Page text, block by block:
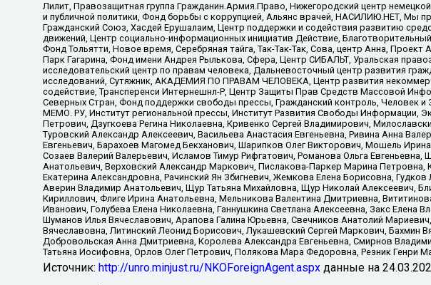
Лилит, Правозащитная группа Гражданин.Армия.Право, Нижегородский центр
и публичной политики, Фонд борьбы с коррупцией, Альянс врачей, НАСИЛИЮ.НЕТ, Мы
Гражданский Союз, Хасдей Ерушалаим, Центр поддержки и содействия развитию
движений, Центр социально-информационных инициатив Действие,
Фонд Тольятти, Новое время, Серебряная тайга, Так-Так-Так, Сова, центр Анна,
Парк Гагарина, Фонд имени Андрея Рылькова, Сфера, Центр СИБАЛЬТ, Уральская
исследовательский центр по правам человека, Дальневосточный центр развития
исследований, Сутяжник, АКАДЕМИЯ ПО ПРАВАМ ЧЕЛОВЕКА, Центр развития
содействие, Трансперенси Интернешнл-Р, Центр Защиты Прав Средств Массовой
Северных Стран, Фонд поддержки свободы прессы, Гражданский контроль, Человек
МЕМО. РУ, Институт региональной прессы, Институт Развития Свободы Информации,
Петрович, Дзугкоева Регина Николаевна, Кривенко Сергей Владимирович,
Туровский Александр Алексеевич, Васильева Анастасия Евгеньевна, Ривина Анна
Евгеньевич, Барахоев Магомед Бекханович, Шарипков Олег Викторович, Мошель
Созаев Валерий Валерьевич, Исламов Тимур Рифгатович, Романова Ольга
Анатольевич, Верховский Александр Маркович, Пислакова-Паркер Марина
Екатерина Александровна, Рачинский Ян Збигневич, Жемкова Елена Борисовна,
Аверин Владимир Анатольевич, Щур Татьяна Михайловна, Щур Николай Алексеевич,
Кириллович, Флиге Ирина Анатольевна, Мельникова Валентина Дмитриевна,
Иванович, Голубева Елена Николаевна, Ганнушкина Светлана Алексеевна, Закс
Шуманов Илья Вячеславович, Арапова Галина Юрьевна, Свечников Анатолий
Вячеславовна, Литинский Леонид Борисович, Лукашевский Сергей Маркович,
Добровольская Анна Дмитриевна, Королева Александра Евгеньевна, Смирнов
Татьяна Иосифовна, Орлов Олег Петрович, Полякова Мара Федоровна, Резник Генри
Источник: http://unro.minjust.ru/NKOForeignAgent.aspx данные на